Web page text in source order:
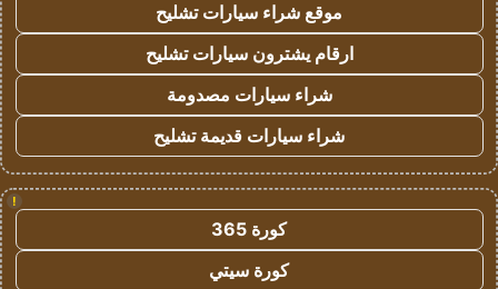
موقع شراء سيارات تشليح
ارقام يشترون سيارات تشليح
شراء سيارات مصدومة
شراء سيارات قديمة تشليح
!
كورة 365
كورة سيتي